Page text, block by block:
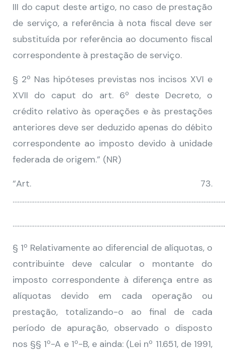
III do caput deste artigo, no caso de prestação
de serviço, a referência à nota fiscal deve ser
substituída por referência ao documento fiscal
correspondente à prestação de serviço.
§ 2º Nas hipóteses previstas nos incisos XVI e
XVII do caput do art. 6º deste Decreto, o
crédito relativo às operações e às prestações
anteriores deve ser deduzido apenas do débito
correspondente ao imposto devido à unidade
federada de origem.” (NR)
“Art. 73.
§ 1º Relativamente ao diferencial de alíquotas, o
contribuinte deve calcular o montante do
imposto correspondente à diferença entre as
alíquotas devido em cada operação ou
prestação, totalizando-o ao final de cada
período de apuração, observado o disposto
nos §§ 1º-A e 1º-B, e ainda: (Lei nº 11.651, de 1991,